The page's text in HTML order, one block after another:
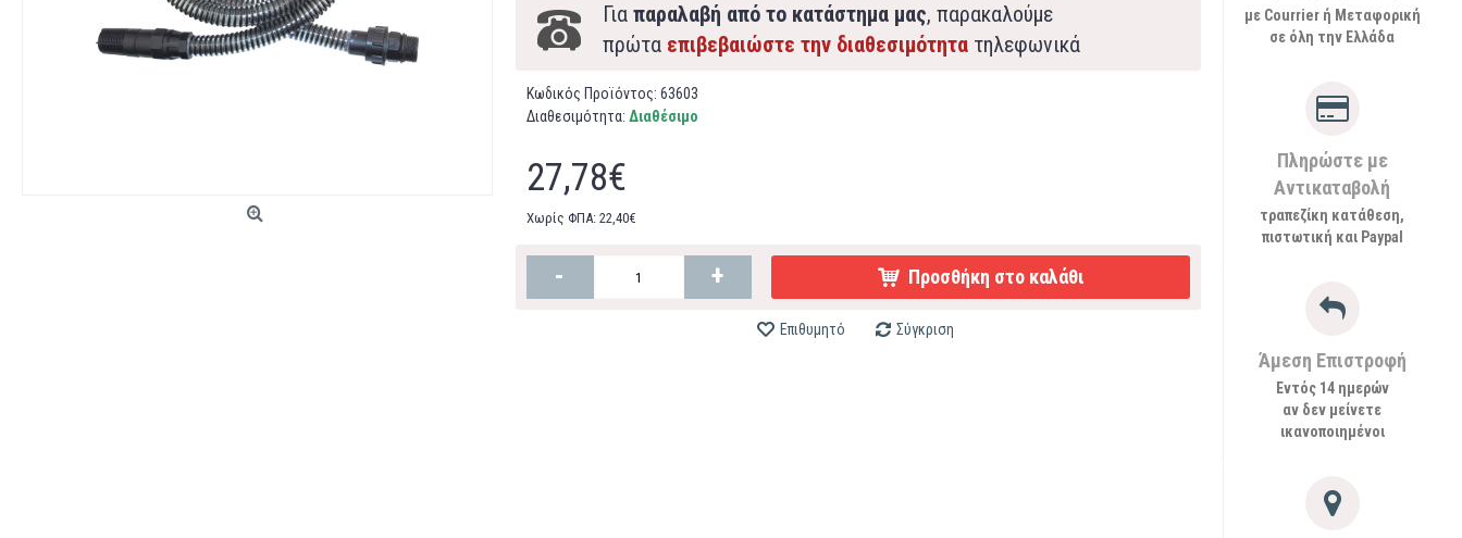
με Courrier ή Μεταφορική
σε όλη την Ελλάδα
Πληρώστε με
Αντικαταβολή
τραπεζίκη κατάθεση,
πιστωτική και Paypal
Άμεση Επιστροφή
Εντός 14 ημερών
αν δεν μείνετε
ικανοποιημένοι
Για παραλαβή από το κατάστημα μας, παρακαλούμε
πρώτα επιβεβαιώστε την διαθεσιμότητατηλεφωνικά
Κωδικός Προϊόντος: 63603
Διαθεσιμότητα: Διαθέσιμο
27,78€
Χωρίς ΦΠΑ: 22,40€
- + Προσθήκη στο καλάθι
Επιθυμητό Σύγκριση